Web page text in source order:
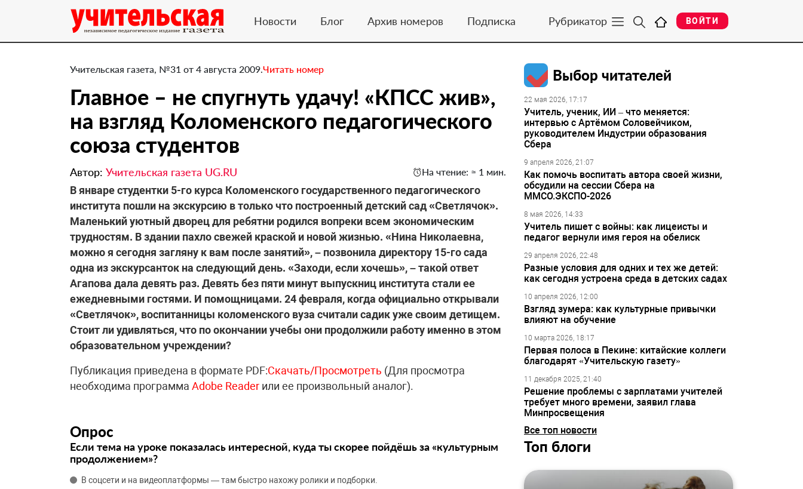
Новости Блог Архив номеров Подписка Рубрикатор ВОЙТИ
Учительская газета, №31 от 4 августа 2009.Читать номер
Главное – не спугнуть удачу! «КПСС жив»,
на взгляд Коломенского педагогического
союза студентов
Автор: Учительская газета UG.RU На чтение: ≈ 1 мин.
В январе студентки 5-го курса Коломенского государственного педагогического
института пошли на экскурсию в только что построенный детский сад «Светлячок».
Маленький уютный дворец для ребятни родился вопреки всем экономическим
трудностям. В здании пахло свежей краской и новой жизнью. «Нина Николаевна,
можно я сегодня загляну к вам после занятий», – позвонила директору 15-го сада
одна из экскурсанток на следующий день. «Заходи, если хочешь», – такой ответ
Агапова дала девять раз. Девять без пяти минут выпускниц института стали ее
ежедневными гостями. И помощницами. 24 февраля, когда официально открывали
«Светлячок», воспитанницы коломенского вуза считали садик уже своим детищем.
Стоит ли удивляться, что по окончании учебы они продолжили работу именно в этом
образовательном учреждении?
Публикация приведена в формате PDF:Скачать/Просмотреть (Для просмотра
необходима программа Adobe Reader или ее произвольный аналог).
Опрос
Если тема на уроке показалась интересной, куда ты скорее пойдёшь за «культурным
продолжением»?
В соцсети и на видеоплатформы — там быстро нахожу ролики и подборки.
Выбор читателей
22 мая 2026, 17:17
Учитель, ученик, ИИ – что меняется:
интервью с Артёмом Соловейчиком,
руководителем Индустрии образования
Сбера
9 апреля 2026, 21:07
Как помочь воспитать автора своей жизни,
обсудили на сессии Сбера на
ММСО.ЭКСПО-2026
8 мая 2026, 14:33
Учитель пишет с войны: как лицеисты и
педагог вернули имя героя на обелиск
29 апреля 2026, 22:48
Разные условия для одних и тех же детей:
как сегодня устроена среда в детских садах
10 апреля 2026, 12:00
Взгляд зумера: как культурные привычки
влияют на обучение
10 марта 2026, 18:17
Первая полоса в Пекине: китайские коллеги
благодарят «Учительскую газету»
11 декабря 2025, 21:40
Решение проблемы с зарплатами учителей
требует много времени, заявил глава
Минпросвещения
Все топ новости
Топ блоги